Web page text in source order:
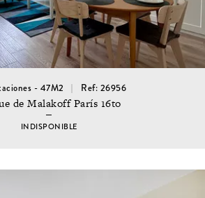
- 47M2 Ref: 26956
de Malakoff París 16to
INDISPONIBLE